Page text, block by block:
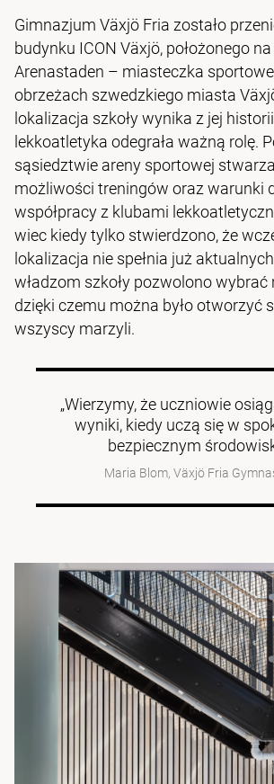
Gimnazjum Växjö Fria zostało
budynku ICON Växjö, położonego
Arenastaden – miasteczka
obrzeżach szwedzkiego miasta
lokalizacja szkoły wynika z jej
lekkoatletyka odegrała ważną rolę.
sąsiedztwie areny sportowej
możliwości treningów oraz warunki
współpracy z klubami
wiec kiedy tylko stwierdzono, że
lokalizacja nie spełnia już
władzom szkoły pozwolono wybrać
dzięki czemu można było otworzyć
wszyscy marzyli.
„Wierzymy, że uczniowie
wyniki, kiedy uczą się w
bezpiecznym
Maria Blom, Växjö Fria